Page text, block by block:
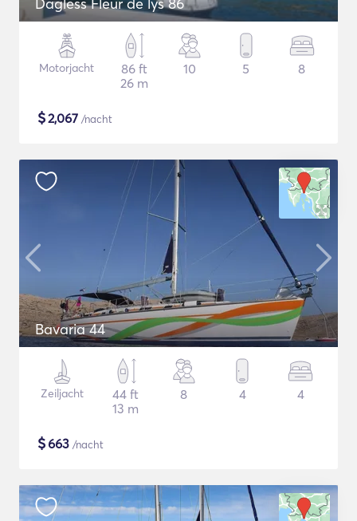
Motorjacht
86 ft
26 m
10 5 8
$2,067 /nacht
Bavaria 44
Zeiljacht
44 ft
13 m
8 4 4
$663 /nacht